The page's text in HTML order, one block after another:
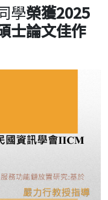
學榮獲2025
士論文佳作